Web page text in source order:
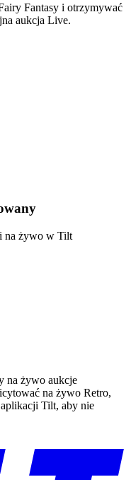
Fantasy i otrzymywać
aukcja Live.
na żywo w Tilt
na żywo aukcje
na żywo Retro,
Tilt, aby nie